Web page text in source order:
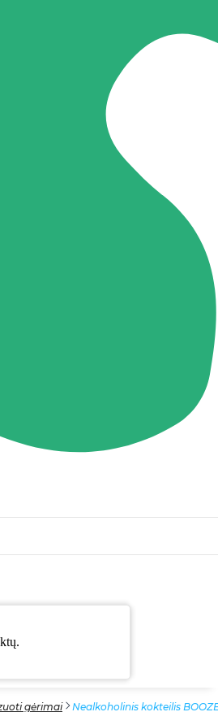
gėrimai Nealkoholinis kokteilis